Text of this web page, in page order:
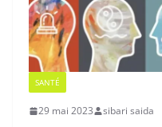
SANTÉ
29 mai 2023 sibari saida